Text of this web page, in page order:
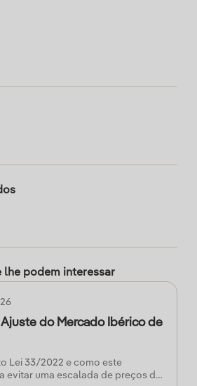
lhe podem interessar
do Mercado Ibérico de
Lei 33/2022 e como este
evitar uma escalada de preços da